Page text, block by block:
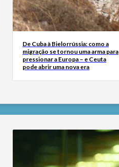
De Cuba à Bielorrússia: como a
migração se tornou uma arma para
pressionar a Europa – e Ceuta
pode abrir uma nova era